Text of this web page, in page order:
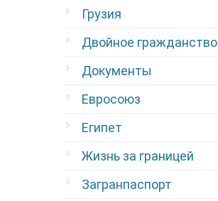
Грузия
Двойное гражданство
Документы
Евросоюз
Египет
Жизнь за границей
Загранпаспорт